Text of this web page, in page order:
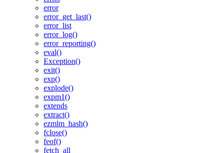
error
error_get_last()
error_list
error_log()
error_reporting()
eval()
Exception()
exit()
exp()
explode()
expm1()
extends
extract()
ezmlm_hash()
fclose()
feof()
fetch_all